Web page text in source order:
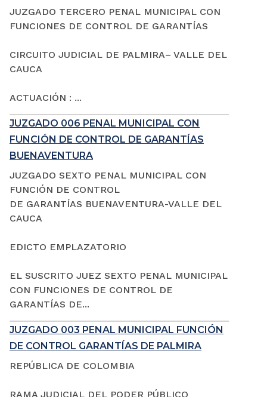
JUZGADO TERCERO PENAL MUNICIPAL CON
FUNCIONES DE CONTROL DE GARANTÍAS
CIRCUITO JUDICIAL DE PALMIRA– VALLE DEL
CAUCA
ACTUACIÓN : ...
JUZGADO 006 PENAL MUNICIPAL CON
FUNCIÓN DE CONTROL DE GARANTÍAS
BUENAVENTURA
JUZGADO SEXTO PENAL MUNICIPAL CON
FUNCIÓN DE CONTROL
DE GARANTÍAS BUENAVENTURA-VALLE DEL
CAUCA
EDICTO EMPLAZATORIO
EL SUSCRITO JUEZ SEXTO PENAL MUNICIPAL
CON FUNCIONES DE CONTROL DE
GARANTÍAS DE...
JUZGADO 003 PENAL MUNICIPAL FUNCIÓN
DE CONTROL GARANTÍAS DE PALMIRA
REPÚBLICA DE COLOMBIA
RAMA JUDICIAL DEL PODER PÚBLICO